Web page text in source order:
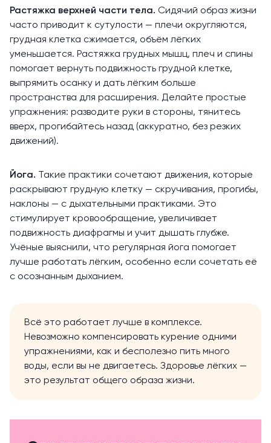
Растяжка верхней части тела. Сидячий образ жизни
часто приводит к сутулости — плечи округляются,
грудная клетка сжимается, объём лёгких
уменьшается. Растяжка грудных мышц, плеч и спины
помогает вернуть подвижность грудной клетке,
выпрямить осанку и дать лёгким больше
пространства для расширения. Делайте простые
упражнения: разводите руки в стороны, тянитесь
вверх, прогибайтесь назад (аккуратно, без резких
движений).
Йога. Такие практики сочетают движения, которые
раскрывают грудную клетку — скручивания, прогибы,
наклоны — с дыхательными практиками. Это
стимулирует кровообращение, увеличивает
подвижность диафрагмы и учит дышать глубже.
Учёные выяснили, что регулярная йога помогает
лучше работать лёгким, особенно если сочетать её
с осознанным дыханием.
Всё это работает лучше в комплексе.
Невозможно компенсировать курение одними
упражнениями, как и бесполезно пить много
воды, если вы не двигаетесь. Здоровье лёгких —
это результат общего образа жизни.